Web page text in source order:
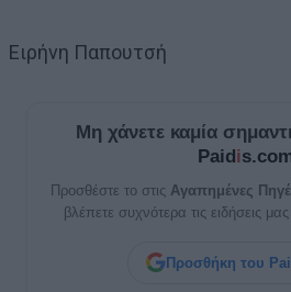
Ειρήνη Παπουτσή
Μη χάνετε καμία
Paidi
Προσθέστε το στις Αγαπημένες
βλέπετε συχνότερα τις ειδήσεις
Προσθήκη του